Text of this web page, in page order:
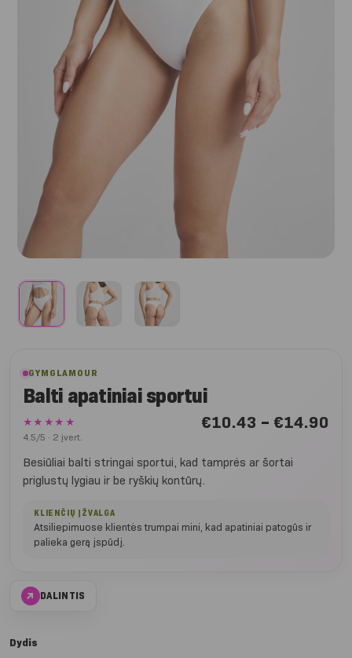
GYMGLAMOUR
Balti apatiniai sportui
★★★★★
4.5/5 · 2 įvert.
€10.43 – €14.90
Besiūliai balti stringai sportui, kad tamprės ar šortai
priglustų lygiau ir be ryškių kontūrų.
KLIENČIŲ ĮŽVALGA
Atsiliepimuose klientės trumpai mini, kad apatiniai patogūs ir
palieka gerą įspūdį.
↗ DALINTIS
Dydis